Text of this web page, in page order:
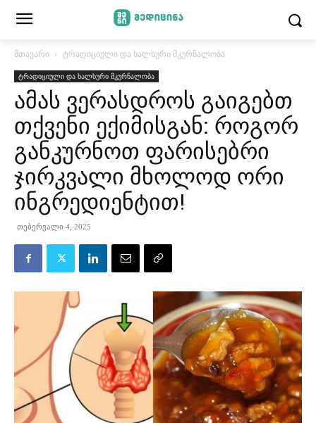
მთავარი ტრადიციული და ხალხური მკურნალობა
ტრადიციული და ხალხური მკურნალობა
ამას ვერასდროს გაიგებთ
თქვენი ექიმისგან: როგორ
განკურნოთ ფარისებრი
ჯირკვალი მხოლოდ ორი
ინგრედიენტით!
თებერვალი 4, 2025